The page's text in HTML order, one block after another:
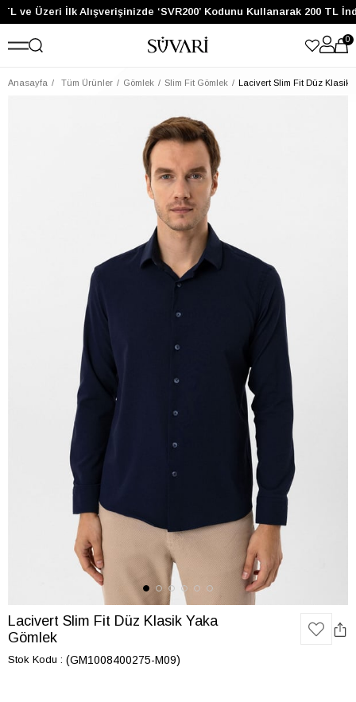
ve Üzeri İlk Alışverişinizde ‘SVR200’ Kodunu Kullanarak 200 TL
0
Anasayfa Tüm Ürünler Gömlek Slim Fit Gömlek Lacivert Slim Fit Düz Klasik
Lacivert Slim Fit Düz Klasik Yaka
Gömlek
Stok Kodu (GM1008400275-M09)